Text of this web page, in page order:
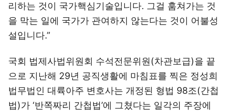
리하는 것이 국가핵심기술입니다. 그걸 훔쳐가는 것
을 막는 일에 국가가 관여하지 않는다는 것이 어불성
설입니다.”
국회 법제사법위원회 수석전문위원(차관보급)을 끝
으로 지난해 29년 공직생활에 마침표를 찍은 정성희
법무법인 대륙아주 변호사는 개정된 형법 98조(간첩
법)가 ‘반쪽짜리 간첩법’에 그쳤다는 일각의 주장에